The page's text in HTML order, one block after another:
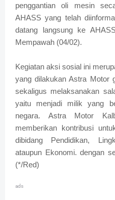
penggantian oli mesin
AHASS yang telah
datang langsung ke
Mempawah (04/02).
Kegiatan aksi sosial ini
yang dilakukan Astra Motor
sekaligus melaksanakan
yaitu menjadi milik yang
negara. Astra Motor
memberikan kontribusi
dibidang Pendidikan,
ataupun Ekonomi. dengan
(*/Red)
ads